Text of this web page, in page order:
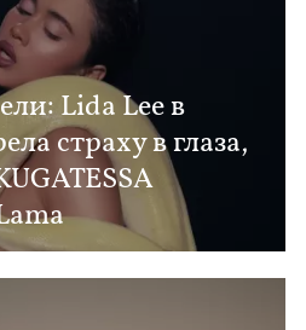
Lida Lee в
страху в глаза,